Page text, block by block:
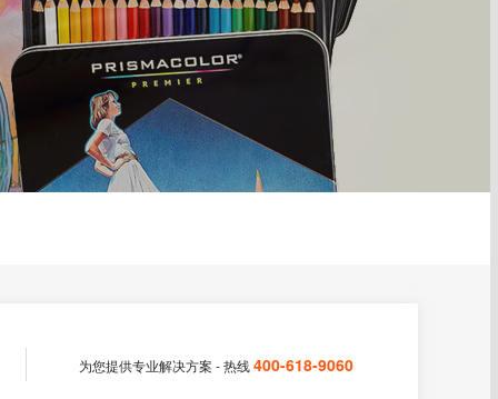
为您提供专业解决方案 - 热线400-618-9060